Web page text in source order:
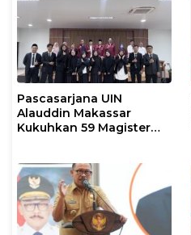
Pascasarjana UIN
Alauddin Makassar
Kukuhkan 59 Magister